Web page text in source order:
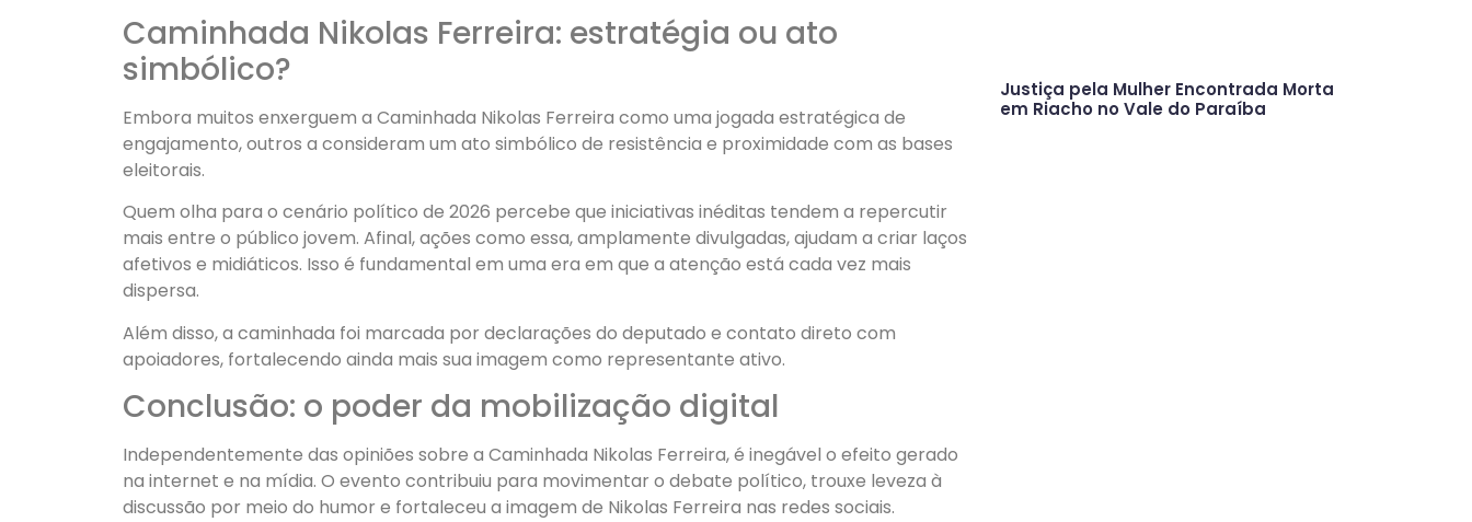
Caminhada Nikolas Ferreira: estratégia ou ato
simbólico?
Embora muitos enxerguem a Caminhada Nikolas Ferreira como uma jogada estratégica de
engajamento, outros a consideram um ato simbólico de resistência e proximidade com as bases
eleitorais.
Quem olha para o cenário político de 2026 percebe que iniciativas inéditas tendem a repercutir
mais entre o público jovem. Afinal, ações como essa, amplamente divulgadas, ajudam a criar laços
afetivos e midiáticos. Isso é fundamental em uma era em que a atenção está cada vez mais
dispersa.
Além disso, a caminhada foi marcada por declarações do deputado e contato direto com
apoiadores, fortalecendo ainda mais sua imagem como representante ativo.
Conclusão: o poder da mobilização digital
Independentemente das opiniões sobre a Caminhada Nikolas Ferreira, é inegável o efeito gerado
na internet e na mídia. O evento contribuiu para movimentar o debate político, trouxe leveza à
discussão por meio do humor e fortaleceu a imagem de Nikolas Ferreira nas redes sociais.
Justiça pela Mulher Encontrada Morta
em Riacho no Vale do Paraíba